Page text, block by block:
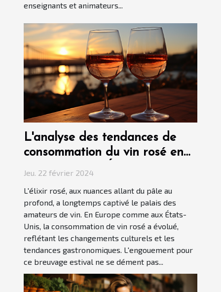
enseignants et animateurs...
L'analyse des tendances de
consommation du vin rosé en
Europe et aux États-Unis
Jeu. 22 février 2024
L'élixir rosé, aux nuances allant du pâle au
profond, a longtemps captivé le palais des
amateurs de vin. En Europe comme aux États-
Unis, la consommation de vin rosé a évolué,
reflétant les changements culturels et les
tendances gastronomiques. L'engouement pour
ce breuvage estival ne se dément pas...